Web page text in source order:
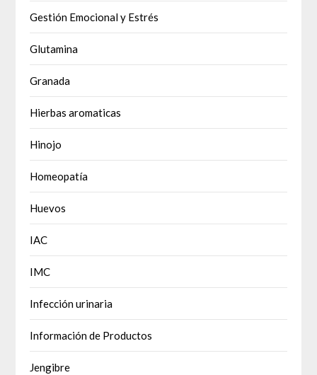
Gestión Emocional y Estrés
Glutamina
Granada
Hierbas aromaticas
Hinojo
Homeopatía
Huevos
IAC
IMC
Infección urinaria
Información de Productos
Jengibre